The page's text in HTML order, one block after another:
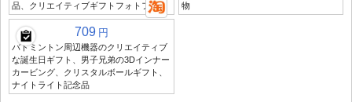
品、クリエイティブギフトフォトフォト
物
709 円
バドミントン周辺機器のクリエイティブ
な誕生日ギフト、男子兄弟の3Dインナー
カービング、クリスタルボールギフト、
ナイトライト記念品